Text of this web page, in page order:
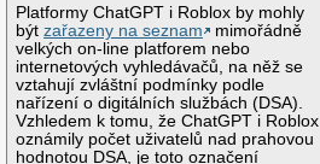
Platformy ChatGPT i Roblox by mohly
býtzařazeny na seznam
mimořádně
velkých on-line platforem nebo
internetových vyhledávačů, na něž se
vztahují zvláštní podmínky podle
nařízení o digitálních službách (DSA).
Vzhledem k tomu, že ChatGPT i Roblox
oznámily počet uživatelů nad prahovou
hodnotou DSA, je toto označení